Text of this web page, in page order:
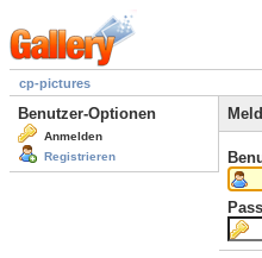
cp-pictures
Benutzer-Optionen
Anmelden
Registrieren